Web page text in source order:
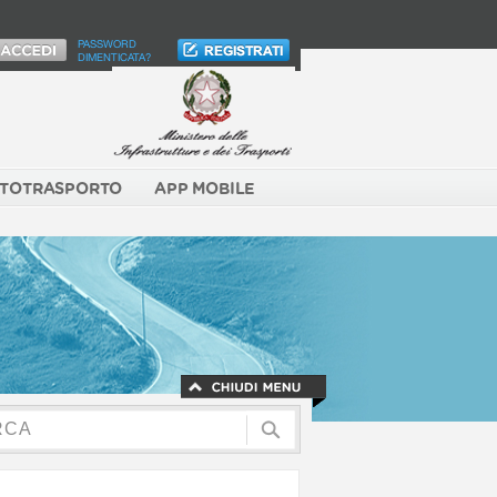
PASSWORD
DIMENTICATA?
APP MOBILE